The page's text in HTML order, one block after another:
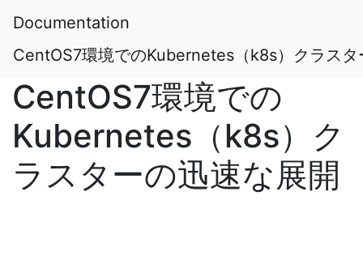
Documentation
CentOS7環境でのKubernetes（k8s）クラスタ
CentOS7環境での
Kubernetes（k8s）ク
ラスターの迅速な展開